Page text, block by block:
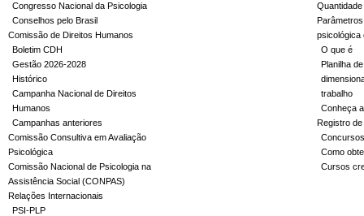
Congresso Nacional da Psicologia
Conselhos pelo Brasil
Comissão de Direitos Humanos
Boletim CDH
Gestão 2026-2028
Histórico
Campanha Nacional de Direitos
Humanos
Campanhas anteriores
Comissão Consultiva em Avaliação
Psicológica
Comissão Nacional de Psicologia na
Assistência Social (CONPAS)
Relações Internacionais
PSI-PLP
psicológica
O que é
Planilha
trabalho
Conheça
Registro
Concursos
Como
Cursos